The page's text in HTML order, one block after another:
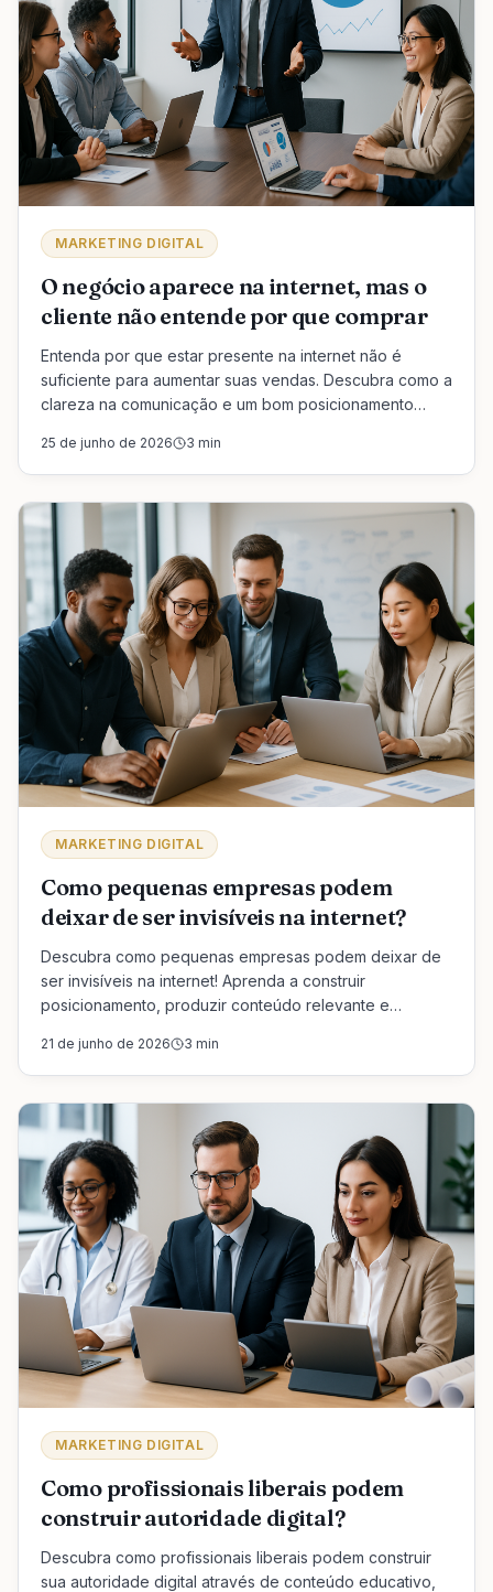
MARKETING DIGITAL
O negócio aparece na internet, mas o
cliente não entende por que comprar
Entenda por que estar presente na internet não é
suficiente para aumentar suas vendas. Descubra como a
clareza na comunicação e um bom posicionamento
25 de junho de 2026 3 min
MARKETING DIGITAL
Como pequenas empresas podem
deixar de ser invisíveis na internet?
Descubra como pequenas empresas podem deixar de
ser invisíveis na internet! Aprenda a construir
posicionamento, produzir conteúdo relevante e
21 de junho de 2026 3 min
MARKETING DIGITAL
Como profissionais liberais podem
construir autoridade digital?
Descubra como profissionais liberais podem construir
sua autoridade digital através de conteúdo educativo,